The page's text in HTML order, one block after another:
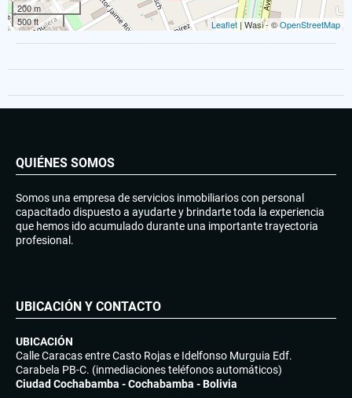
200 m
500 ft
Leaflet | Wasi - ©OpenStreetMap
QUIÉNES SOMOS
Somos una empresa de servicios inmobiliarios con personal
capacitado dispuesto a ayudarte y brindarte toda la experiencia
que hemos ido acumulado durante una importante trayectoria
profesional.
UBICACIÓN Y CONTACTO
UBICACIÓN
Calle Caracas entre Casto Rojas e Idelfonso Murguia Edf.
Carabela PB-C. (inmediaciones teléfonos automáticos)
Ciudad Cochabamba - Cochabamba - Bolivia